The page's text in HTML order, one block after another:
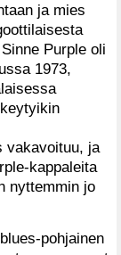
ja mies
Purple oli
1973,
vakavoituu, ja
kappaleita
nyttemmin jo
pohjainen